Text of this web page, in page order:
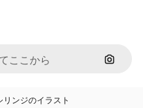
画像で
ンジのイラスト